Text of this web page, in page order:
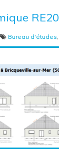
Bureau d'études